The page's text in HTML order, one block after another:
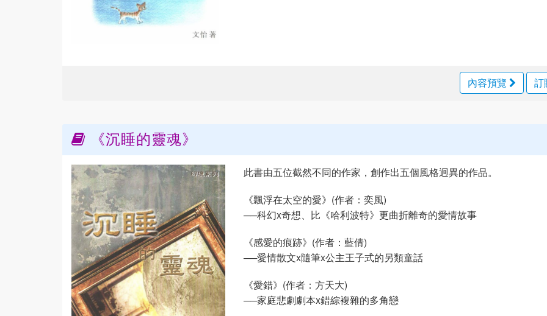
內容預覽
《沉睡的靈魂》
此書由五位截然不同的作家，創作出五個風格迥異的作品。
《飄浮在太空的愛》(作者：奕風)
──科幻x奇想、比《哈利波特》更曲折離奇的愛情故事
《感愛的痕跡》(作者：藍倩)
──愛情散文x隨筆x公主王子式的另類童話
《愛錯》(作者：方天大)
──家庭悲劇劇本x錯綜複雜的多角戀